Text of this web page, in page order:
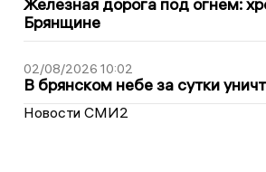
Железная дорога под огнем:
Брянщине
02/08/2026 10:02
В брянском небе за сутки
Новости СМИ2